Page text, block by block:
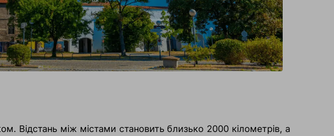
Відстань між містами становить близько 2000 кілометрів, а